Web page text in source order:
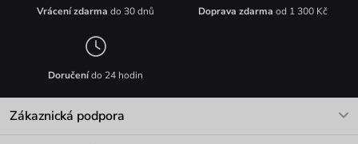
Vrácení zdarma do 30 dnů Doprava zdarma od 1 300 Kč
Doručenído 24 hodin
Zákaznická podpora